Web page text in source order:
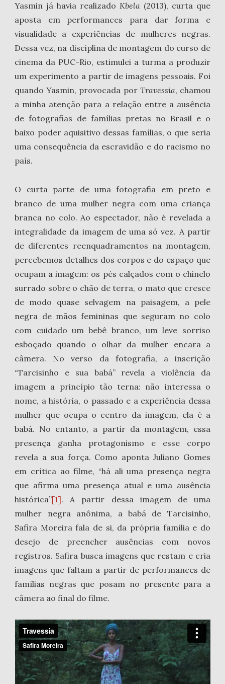
Yasmin já havia realizado Kbela (2013), curta que
aposta em performances para dar forma e
visualidade a experiências de mulheres negras.
Dessa vez, na disciplina de montagem do curso de
cinema da PUC-Rio, estimulei a turma a produzir
um experimento a partir de imagens pessoais. Foi
quando Yasmin, provocada por Travessia, chamou
a minha atenção para a relação entre a ausência
de fotografias de famílias pretas no Brasil e o
baixo poder aquisitivo dessas famílias, o que seria
uma consequência da escravidão e do racismo no
país.
O curta parte de uma fotografia em preto e
branco de uma mulher negra com uma criança
branca no colo. Ao espectador, não é revelada a
integralidade da imagem de uma só vez. A partir
de diferentes reenquadramentos na montagem,
percebemos detalhes dos corpos e do espaço que
ocupam a imagem: os pés calçados com o chinelo
surrado sobre o chão de terra, o mato que cresce
de modo quase selvagem na paisagem, a pele
negra de mãos femininas que seguram no colo
com cuidado um bebê branco, um leve sorriso
esboçado quando o olhar da mulher encara a
câmera. No verso da fotografia, a inscrição
“Tarcisinho e sua babá” revela a violência da
imagem a princípio tão terna: não interessa o
nome, a história, o passado e a experiência dessa
mulher que ocupa o centro da imagem, ela é a
babá. No entanto, a partir da montagem, essa
presença ganha protagonismo e esse corpo
revela a sua força. Como aponta Juliano Gomes
em crítica ao filme, “há ali uma presença negra
que afirma uma presença atual e uma ausência
histórica”[1]. A partir dessa imagem de uma
mulher negra anônima, a babá de Tarcisinho,
Safira Moreira fala de si, da própria família e do
desejo de preencher ausências com novos
registros. Safira busca imagens que restam e cria
imagens que faltam a partir de performances de
famílias negras que posam no presente para a
câmera ao final do filme.